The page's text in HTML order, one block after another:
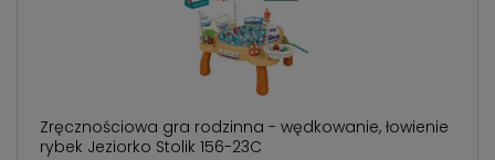
Zręcznościowa gra rodzinna - wędkowanie, łowienie
rybek Jeziorko Stolik 156-23C